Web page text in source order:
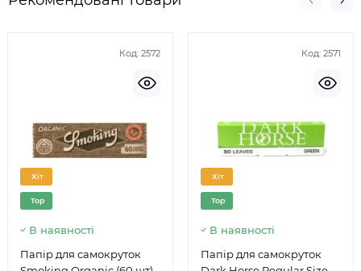
придбання: ви від початку бачите, яка на
рідини для
До сказаного додамо, що для постійних клієнтів
приносили ще більше задоволення. Ми цінуємо
ускладнень.
Код: 2572
Хіт
Top
В наявності
Папір для самокруток
Код: 2571
Хіт
Top
В наявності
Папір для самокруток